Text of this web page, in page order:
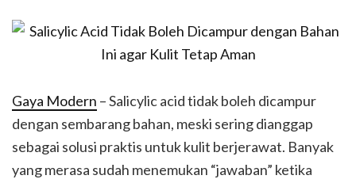
Gaya Modern – Salicylic acid tidak boleh dicampur
dengan sembarang bahan, meski sering dianggap
sebagai solusi praktis untuk kulit berjerawat. Banyak
yang merasa sudah menemukan “jawaban” ketika